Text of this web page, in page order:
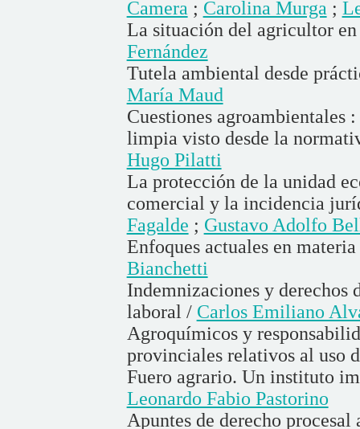
Camera; Carolina Murga;
La situación del agricultor
Fernández
Tutela ambiental desde
María Maud
Cuestiones agroambientales
limpia visto desde la
Hugo Pilatti
La protección de la unidad
comercial y la incidencia
Fagalde ; Gustavo Adolfo
Enfoques actuales en
Bianchetti
Indemnizaciones y
laboral / Carlos Emiliano
Agroquímicos y
provinciales relativos al uso
Fuero agrario. Un instituto
Leonardo Fabio Pastorino
Apuntes de derecho